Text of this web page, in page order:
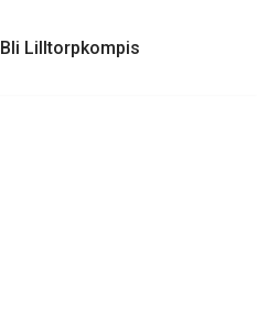
Bli Lilltorpkompis